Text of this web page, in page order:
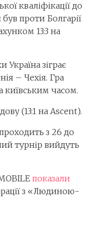
кваліфікації до
проти Болгарії
13:3 на
Україна зіграє
– Чехія. Гра
київським часом.
(13:1 на Ascent).
з 26 до
турнір вийдуть
показали
з «Людиною-